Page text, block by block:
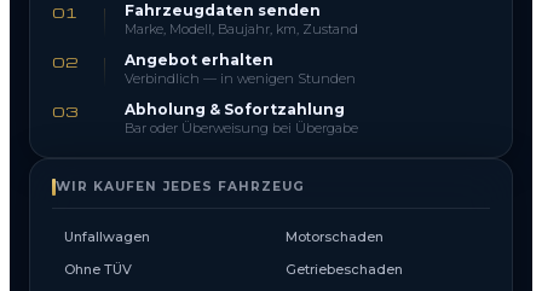
01 Fahrzeugdaten senden
Marke, Modell, Baujahr, km, Zustand
02 Angebot erhalten
Verbindlich — in wenigen Stunden
03 Abholung & Sofortzahlung
Bar oder Überweisung bei Übergabe
WIR KAUFEN JEDES FAHRZEUG
Unfallwagen
Motorschaden
Ohne TÜV
Getriebeschaden